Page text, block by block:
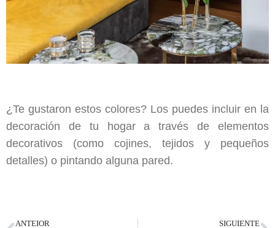
¿Te gustaron estos colores? Los puedes incluir en la
decoración de tu hogar a través de elementos
decorativos (como cojines, tejidos y pequeños
detalles) o pintando alguna pared.
ANTEIOR SIGUIENTE